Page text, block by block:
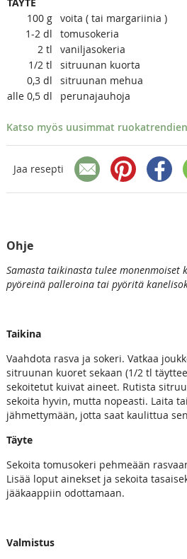
100 g voita ( tai margariinia )
1-2 dl
tomusokeria
2 tl
vaniljasokeria
1/2 tl
sitruunan kuorta
0,3 dl
sitruunan mehua
alle 0,5 dl perunajauhoja
Katso myös uusimmat
Jaa resepti
Ohje
Samasta taikinasta tulee monenmoiset
pyöreinä palleroina tai pyöritä
Taikina
Vaahdota rasva ja sokeri. Vatkaa
sitruunan kuoret sekaan (1/2 tl
sekoitetut kuivat aineet. Rutista
sekoita hyvin, mutta nopeasti. Laita
jähmettymään, jotta saat kaulittua
Täyte
Sekoita tomusokeri pehmeään
Lisää loput ainekset ja sekoita
jääkaappiin odottamaan.
Valmistus